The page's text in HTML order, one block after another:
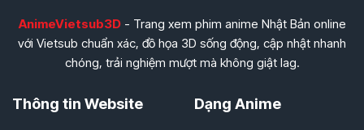
AnimeVietsub3D- Trang xem phim anime Nhật Bản online
với Vietsub chuẩn xác, đồ họa 3D sống động, cập nhật nhanh
chóng, trải nghiệm mượt mà không giật lag.
Thông tin Website Dạng Anime